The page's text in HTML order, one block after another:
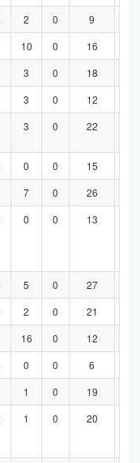
2 0 9
10 0 16
3 0 18
3 0 12
3 0 22
0 0 15
7 0 26
0 0 13
5 0 27
2 0 21
16 0 12
0 0 6
1 0 19
1 0 20